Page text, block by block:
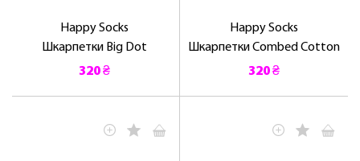
Happy Socks
Шкарпетки Big Dot
320 ₴
Happy Socks
Шкарпетки Combed Cotton
320 ₴